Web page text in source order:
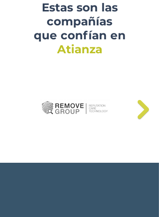
Estas son las
compañías
que confían en
Atianza